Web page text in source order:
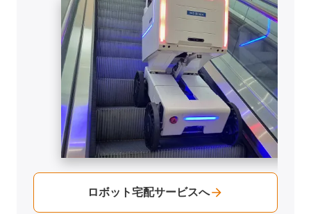
ロボット宅配サービスへ